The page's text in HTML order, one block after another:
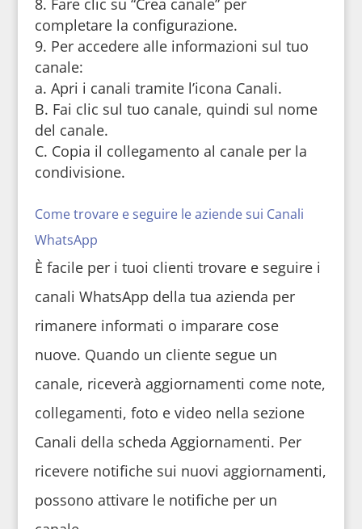
Fare clic su “Crea canale” per
completare la configurazione.
Per accedere alle informazioni sul tuo
canale:
a. Apri i canali tramite l’icona Canali.
B. Fai clic sul tuo canale, quindi sul nome
del canale.
C. Copia il collegamento al canale per la
condivisione.
Come trovare e seguire le aziende sui Canali
WhatsApp
È facile per i tuoi clienti trovare e seguire i
canali WhatsApp della tua azienda per
rimanere informati o imparare cose
nuove. Quando un cliente segue un
canale, riceverà aggiornamenti come note,
collegamenti, foto e video nella sezione
Canali della scheda Aggiornamenti. Per
ricevere notifiche sui nuovi aggiornamenti,
possono attivare le notifiche per un